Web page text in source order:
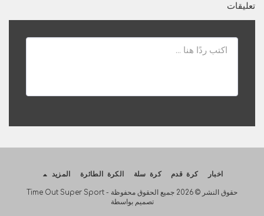
تعليقات
اخبار كرة قدم كرة سلة الكرة الطائرة المزيد
حقوق النشر © 2026 جميع الحقوق محفوظة -
Time Out Super Sport
تصميم بواسطة